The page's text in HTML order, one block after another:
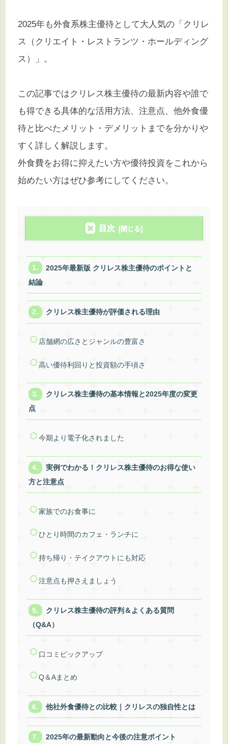
2025年も外食系株主優待として大人気の「クリレ
ス（クリエイト・レストランツ・ホールディング
ス）」。
この記事ではクリレス株主優待の最新内容や誰で
も得できる具体的な活用方法、注意点、他外食優
待と比べたメリット・デメリットまでを分かりや
すく詳しく解説します。
外食費をお得に抑えたい方や優待投資をこれから
始めたい方はぜひ参考にしてください。
目次
2025年最新版 クリレス株主優待のポイントと
結論
クリレス株主優待が評価される理由
店舗網の広さとジャンルの豊富さ
高い優待利回りと投資額の手頃さ
クリレス株主優待の基本情報と2025年度の変更
点
今期より電子化されました
実例でわかる！クリレス株主優待のお得な使い
方と注意点
家族でのお食事に
ひとり時間のカフェ・ランチに
持ち帰り・テイクアウトにも対応
注意点も押さえましょう
クリレス株主優待の評判＆よくある質問
（Q&A）
口コミピックアップ
Q＆Aまとめ
他社外食優待との比較｜クリレスの独自性とは
2025年の最新動向と今後の注意ポイント